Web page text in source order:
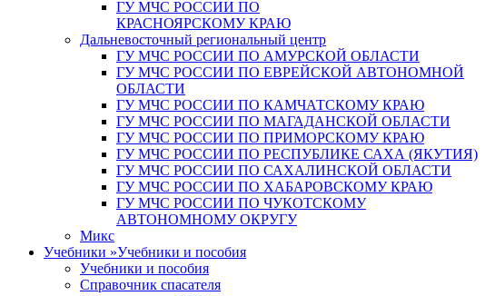
ГУ МЧС РОССИИ ПО
КРАСНОЯРСКОМУ КРАЮ
Дальневосточный региональный центр
ГУ МЧС РОССИИ ПО АМУРСКОЙ ОБЛАСТИ
ГУ МЧС РОССИИ ПО ЕВРЕЙСКОЙ АВТОНОМНОЙ
ОБЛАСТИ
ГУ МЧС РОССИИ ПО КАМЧАТСКОМУ КРАЮ
ГУ МЧС РОССИИ ПО МАГАДАНСКОЙ ОБЛАСТИ
ГУ МЧС РОССИИ ПО ПРИМОРСКОМУ КРАЮ
ГУ МЧС РОССИИ ПО РЕСПУБЛИКЕ САХА (ЯКУТИЯ)
ГУ МЧС РОССИИ ПО САХАЛИНСКОЙ ОБЛАСТИ
ГУ МЧС РОССИИ ПО ХАБАРОВСКОМУ КРАЮ
ГУ МЧС РОССИИ ПО ЧУКОТСКОМУ
АВТОНОМНОМУ ОКРУГУ
Микс
Учебники »Учебники и пособия
Учебники и пособия
Справочник спасателя